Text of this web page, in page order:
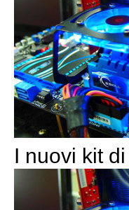
I nuovi kit di